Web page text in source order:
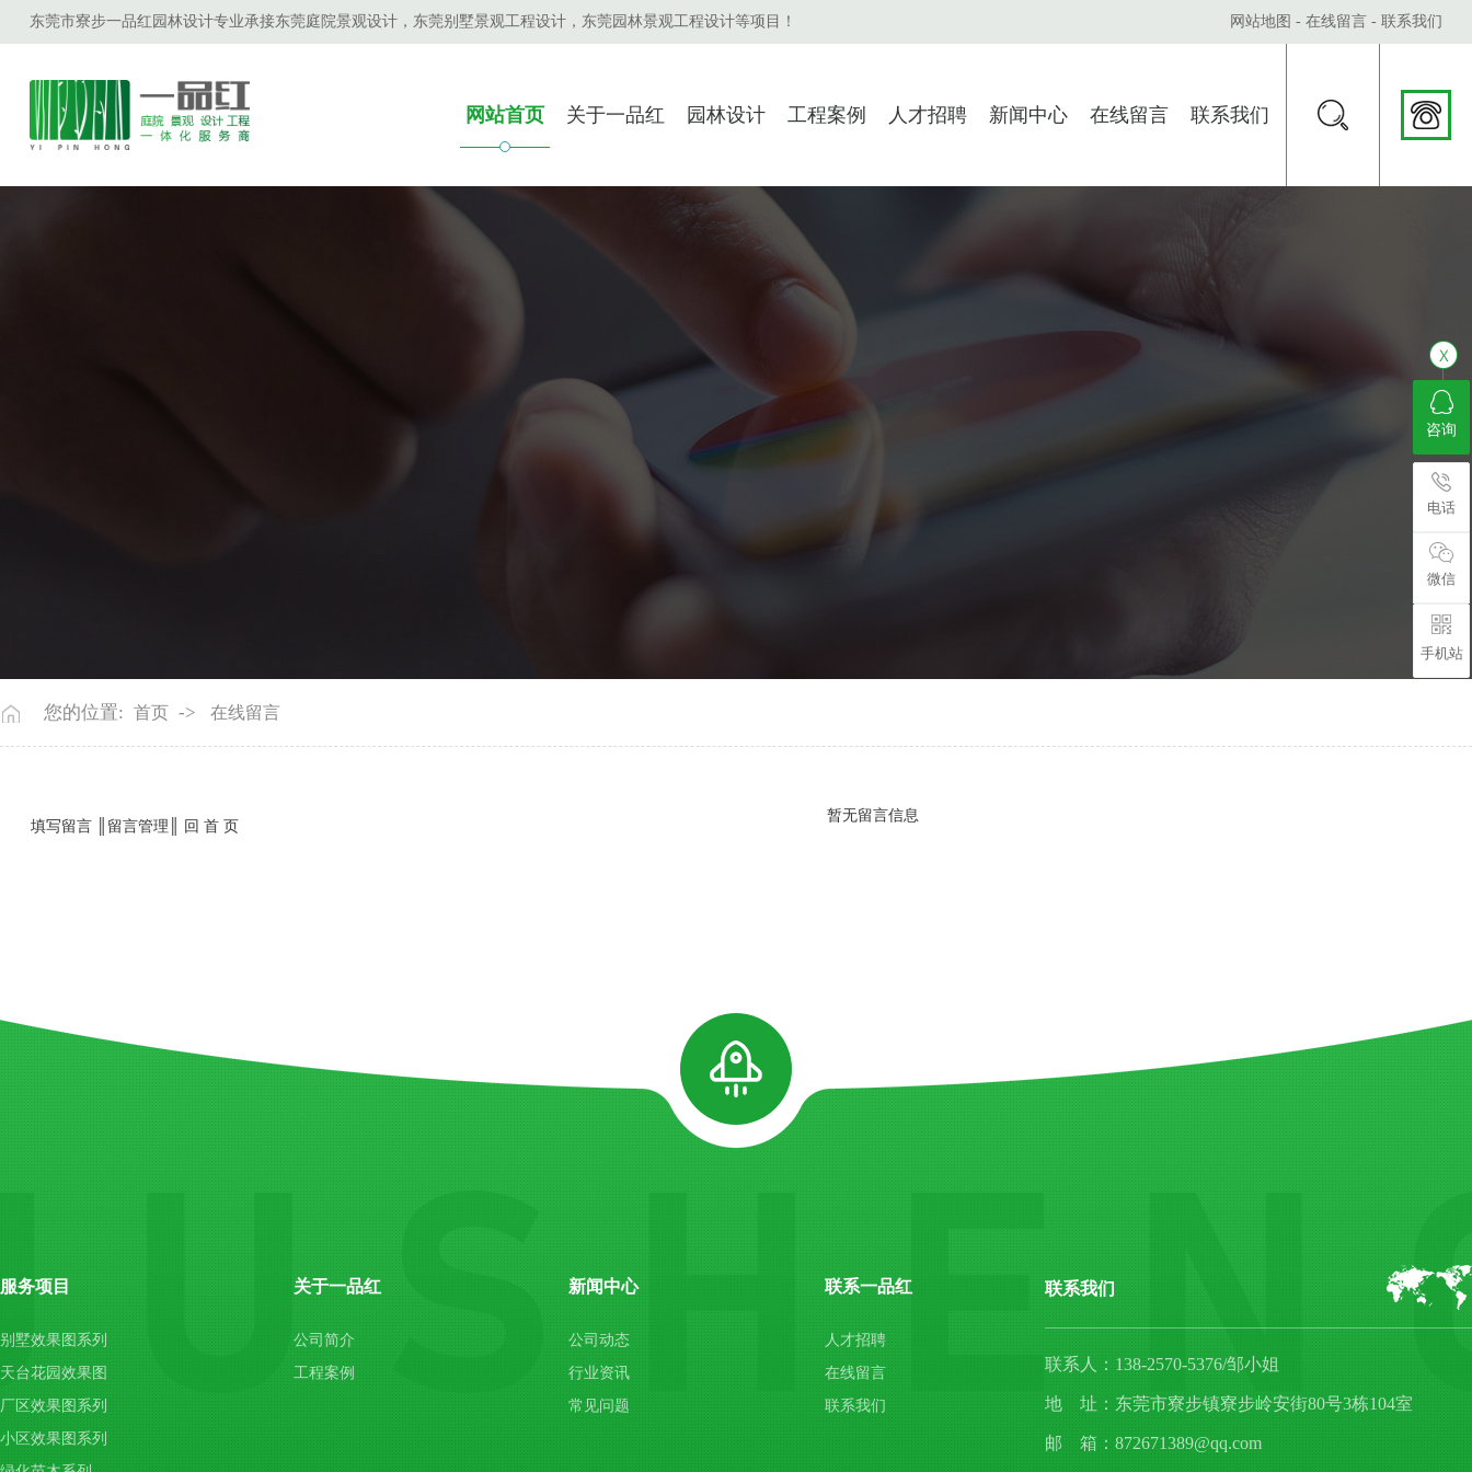
东莞市寮步一品红园林设计专业承接东莞庭院景观设计，东莞别墅景观工程设计，东莞园林景观工程设计等项目！ 网站地图 -在线留言 -联系我们
网站首页 关于一品红 园林设计 工程案例 人才招聘 新闻中心 在线留言 联系我们
咨询
电话
微信
手机站
您的位置: 首页 -> 在线留言
填写留言 留言管理 回 首 页
暂无留言信息
服务项目
别墅效果图系列
天台花园效果图
厂区效果图系列
小区效果图系列
关于一品红
公司简介
工程案例
新闻中心
公司动态
行业资讯
常见问题
联系一品红
人才招聘
在线留言
联系我们
联系我们
联系人：138-2570-5376/邹小姐
地 址：东莞市寮步镇寮步岭安街80号3栋104室
邮 箱：872671389@qq.com